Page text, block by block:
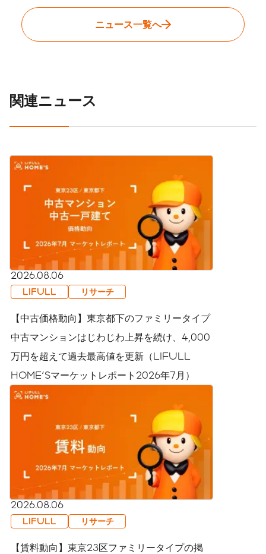
ニュース一覧へ
関連ニュース
2026.08.06
LIFULL リサーチ
【中古価格動向】東京都下のファミリータイプ
中古マンションはじわじわ上昇を続け、4,000
万円を超えて過去最高値を更新（LIFULL
HOME'Sマーケットレポート2026年7月）
2026.08.06
LIFULL リサーチ
【賃料動向】東京23区ファミリータイプの掲